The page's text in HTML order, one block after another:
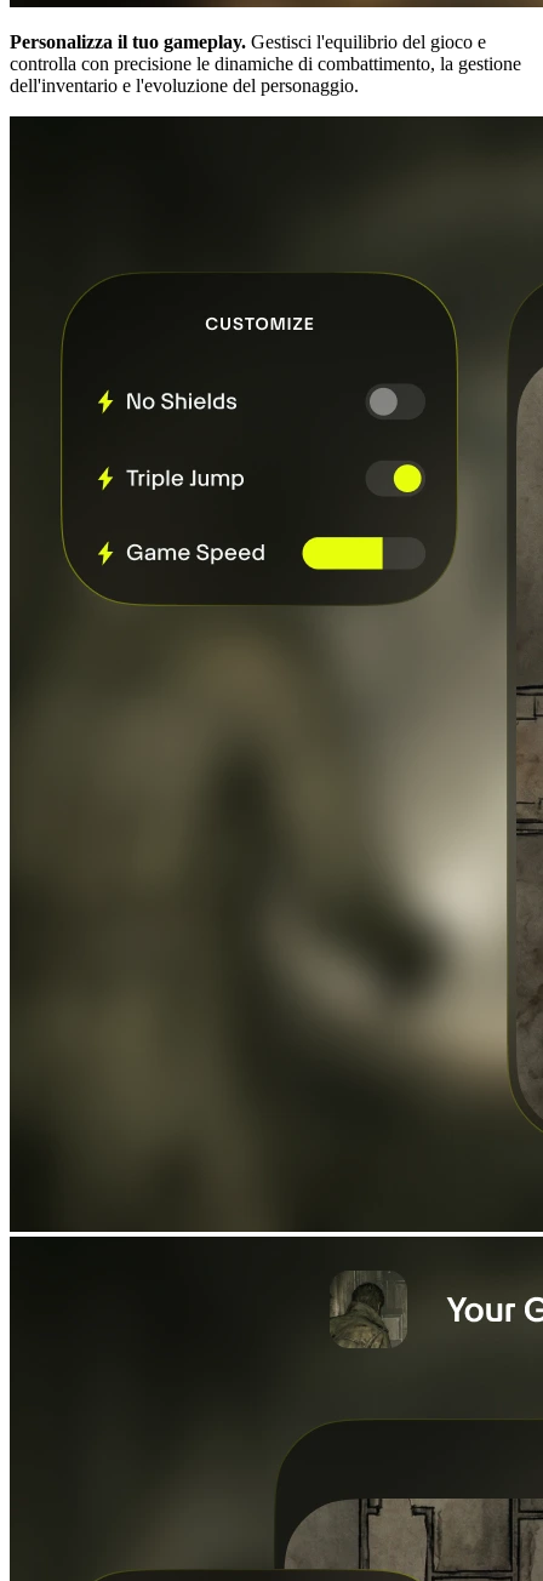
Personalizza il tuo gameplay. Gestisci l'equilibrio del gioco e
controlla con precisione le dinamiche di combattimento, la gestione
dell'inventario e l'evoluzione del personaggio.